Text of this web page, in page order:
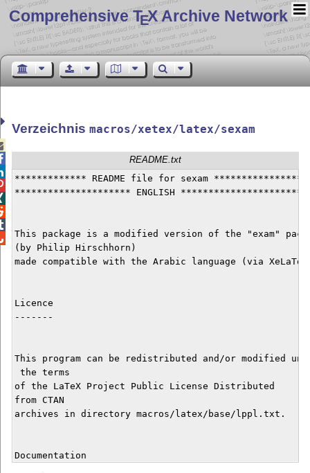
Comprehensive TEX Archive Network
Verzeichnismacros/xetex/latex/sexam
README.txt
﻿************* README file for sexam
********************* ENGLISH
This package is a modified version of the "exam"
(by Philip Hirschhorn)
made compatible with the Arabic language (via
Licence
-------
This program can be redistributed and/or modified
the terms
of the LaTeX Project Public License Distributed
from CTAN
archives in directory macros/latex/base/lppl.txt.
Documentation